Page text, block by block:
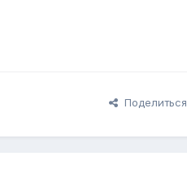
Поделиться